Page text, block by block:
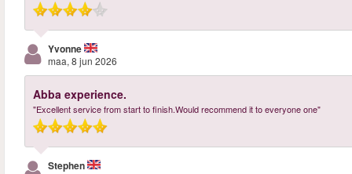
Yvonne
maa, 8 jun 2026
Abba experience.
"Excellent service from start to finish.Would recommend it to everyone one"
Stephen